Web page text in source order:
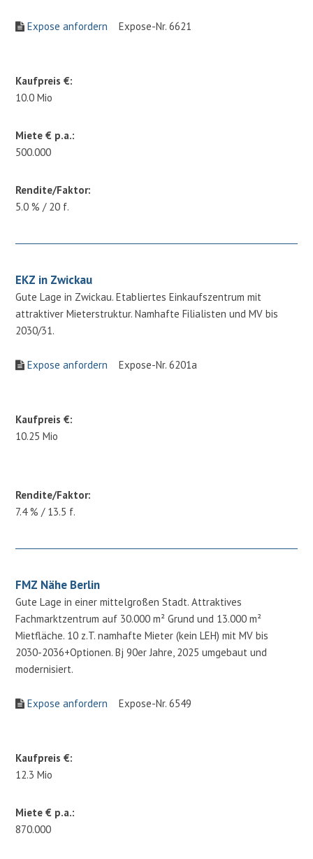
Expose anfordern Expose-Nr. 6621
Kaufpreis €:
10.0 Mio
Miete € p.a.:
500.000
Rendite/Faktor:
5.0 % / 20 f.
EKZ in Zwickau
Gute Lage in Zwickau. Etabliertes Einkaufszentrum mit
attraktiver Mieterstruktur. Namhafte Filialisten und MV bis
2030/31.
Expose anfordern Expose-Nr. 6201a
Kaufpreis €:
10.25 Mio
Rendite/Faktor:
7.4 % / 13.5 f.
FMZ Nähe Berlin
Gute Lage in einer mittelgroßen Stadt. Attraktives
Fachmarktzentrum auf 30.000 m² Grund und 13.000 m²
Mietfläche. 10 z.T. namhafte Mieter (kein LEH) mit MV bis
2030-2036+Optionen. Bj 90er Jahre, 2025 umgebaut und
modernisiert.
Expose anfordern Expose-Nr. 6549
Kaufpreis €:
12.3 Mio
Miete € p.a.:
870.000